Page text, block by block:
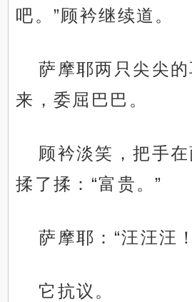
吧。”顾衿继续道。
萨摩耶两只尖尖
来，委屈巴巴。
顾衿淡笑，把手
揉了揉：“富贵。”
萨摩耶：“汪汪汪
它抗议。